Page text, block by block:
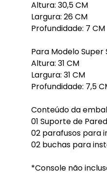
Altura: 30,5 CM
Largura: 26 CM
Profundidade: 7 CM
Para Modelo Super
Altura: 31 CM
Largura: 31 CM
Profundidade: 7,5
Conteúdo da
01 Suporte de
02 parafusos para
02 buchas para
*Console não